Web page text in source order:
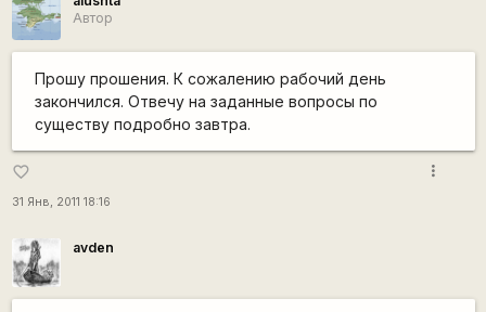
Автор
Прошу прошения. К сожалению рабочий день
закончился. Отвечу на заданные вопросы по
существу подробно завтра.
favorite_border
31 Янв, 2011 18:16
more_vert
avden